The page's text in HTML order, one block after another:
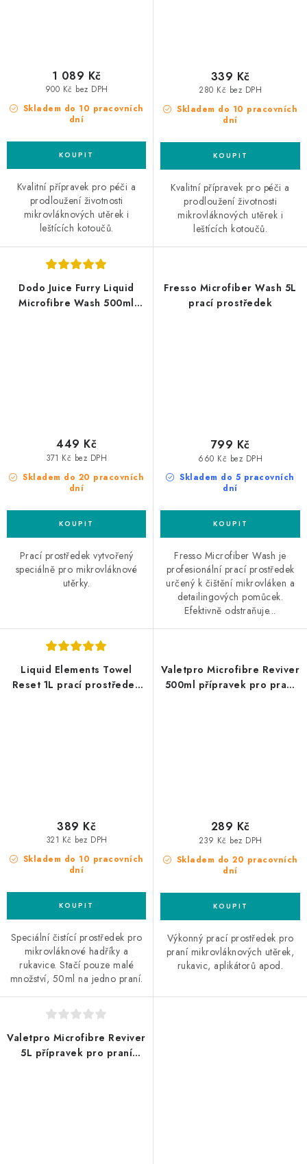
Skladem do 10 pracovních
dní
900 Kč bez DPH
1 089 Kč
Kvalitní přípravek pro péči a
prodloužení životnosti
mikrovláknových utěrek i
leštících kotoučů.
Skladem do 10 pracovních
dní
280 Kč bez DPH
339 Kč
Kvalitní přípravek pro péči a
prodloužení životnosti
mikrovláknových utěrek i
leštících kotoučů.
Dodo Juice Furry Liquid
Microfibre Wash 500ml
Skladem do 20 pracovních
dní
371 Kč bez DPH
449 Kč
Prací prostředek vytvořený
speciálně pro mikrovláknové
utěrky.
Fresso Microfiber Wash 5L
prací prostředek
Skladem do 5 pracovních
dní
660 Kč bez DPH
799 Kč
Fresso Microfiber Wash je
profesionální prací prostředek
určený k čištění mikrovláken a
detailingových pomůcek.
Efektivně odstraňuje...
Liquid Elements Towel
Reset 1L prací prostředek
Skladem do 10 pracovních
dní
321 Kč bez DPH
389 Kč
Speciální čistící prostředek pro
mikrovláknové hadříky a
rukavice. Stačí pouze malé
množství, 50ml na jedno praní.
Valetpro Microfibre Reviver
500ml přípravek pro praní
Skladem do 20 pracovních
dní
239 Kč bez DPH
289 Kč
Výkonný prací prostředek pro
praní mikrovláknových utěrek,
rukavic, aplikátorů apod.
Valetpro Microfibre Reviver
5L přípravek pro praní